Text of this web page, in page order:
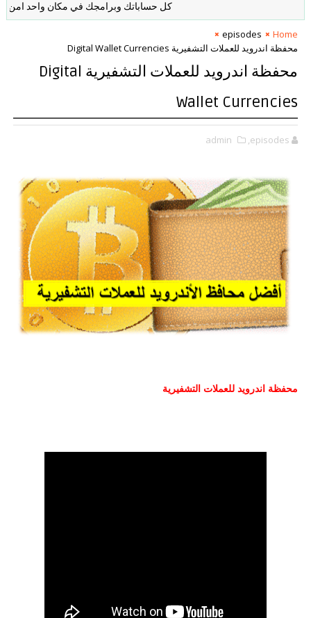
كل حساباتك وبرامجك في مكان واحد امن مشفر
Home
episodes
محفظة اندرويد للعملات التشفيرية Digital Wallet Currencies
محفظة اندرويد للعملات التشفيرية Digital
Wallet Currencies
admin ,episodes
محفظة اندرويد للعملات التشفيرية